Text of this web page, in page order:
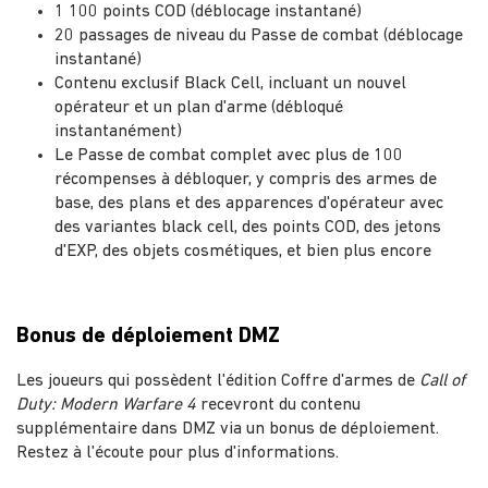
1 100 points COD (déblocage instantané)
20 passages de niveau du Passe de combat (déblocage
instantané)
Contenu exclusif Black Cell, incluant un nouvel
opérateur et un plan d'arme (débloqué
instantanément)
Le Passe de combat complet avec plus de 100
récompenses à débloquer, y compris des armes de
base, des plans et des apparences d'opérateur avec
des variantes black cell, des points COD, des jetons
d'EXP, des objets cosmétiques, et bien plus encore
Bonus de déploiement DMZ
Les joueurs qui possèdent l'édition Coffre d'armes de Call of
Duty: Modern Warfare 4 recevront du contenu
supplémentaire dans DMZ via un bonus de déploiement.
Restez à l'écoute pour plus d'informations.